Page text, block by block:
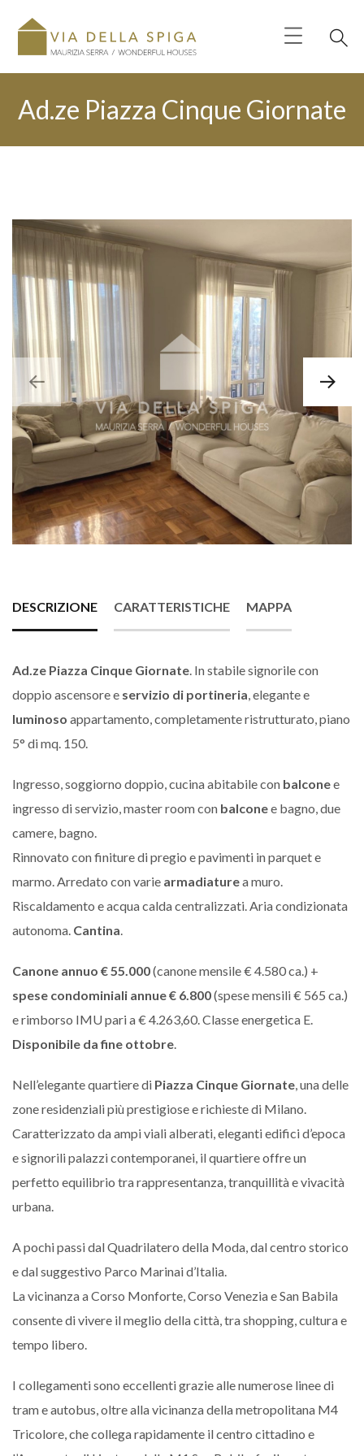
Ad.ze Piazza Cinque Giornate
DESCRIZIONE CARATTERISTICHE MAPPA
Ad.ze Piazza Cinque Giornate. In stabile signorile con
doppio ascensore e servizio di portineria, elegante e
luminoso appartamento, completamente ristrutturato, piano
5° di mq. 150.
Ingresso, soggiorno doppio, cucina abitabile con balconee
ingresso di servizio, master room con balconee bagno, due
camere, bagno.
Rinnovato con finiture di pregio e pavimenti in parquet e
marmo. Arredato con varie armadiaturea muro.
Riscaldamento e acqua calda centralizzati. Aria condizionata
autonoma. Cantina.
Canone annuo € 55.000(canone mensile € 4.580 ca.) +
spese condominiali annue € 6.800(spese mensili € 565 ca.)
e rimborso IMU pari a € 4.263,60. Classe energetica E.
Disponibile da fine ottobre.
Nell’elegante quartiere di Piazza Cinque Giornate, una delle
zone residenziali più prestigiose e richieste di Milano.
Caratterizzato da ampi viali alberati, eleganti edifici d’epoca
e signorili palazzi contemporanei, il quartiere offre un
perfetto equilibrio tra rappresentanza, tranquillità e vivacità
urbana.
A pochi passi dal Quadrilatero della Moda, dal centro storico
e dal suggestivo Parco Marinai d’Italia.
La vicinanza a Corso Monforte, Corso Venezia e San Babila
consente di vivere il meglio della città, tra shopping, cultura e
tempo libero.
I collegamenti sono eccellenti grazie alle numerose linee di
tram e autobus, oltre alla vicinanza della metropolitana M4
Tricolore, che collega rapidamente il centro cittadino e